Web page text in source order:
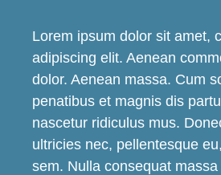
Lorem ipsum dolor sit amet,
adipiscing elit. Aenean
dolor. Aenean massa. Cum
penatibus et magnis dis
nascetur ridiculus mus.
ultricies nec, pellentesque
sem. Nulla consequat